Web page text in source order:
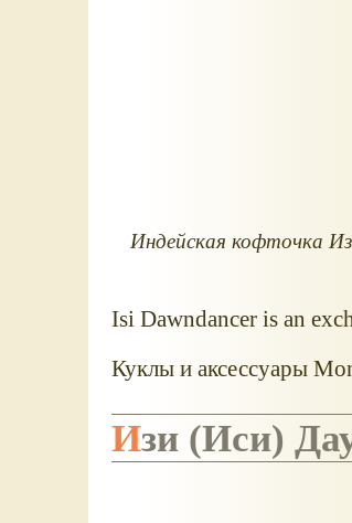
Индейская кофточка
Isi Dawndancer is an
Куклы и аксессуары
Изи (Иси)